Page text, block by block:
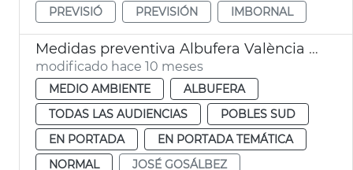
PREVISIÓ
PREVISIÓN IMBORNAL
Medidas preventiva Albufera València alerta roja
modificado hace 10 meses
MEDIO AMBIENTE
ALBUFERA
TODAS LAS AUDIENCIAS
POBLES SUD
EN PORTADA
EN PORTADA TEMÁTICA
NORMAL
JOSÉ GOSÁLBEZ